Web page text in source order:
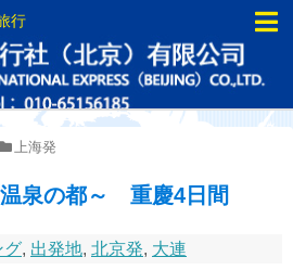
行
上海発
温泉の都～ 重慶4日間
グ, 出発地, 北京発, 大連